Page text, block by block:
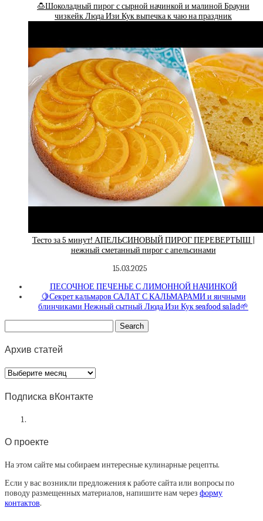
🍮Шоколадный пирог с сырной начинкой и малиной Брауни
чизкейк Люда Изи Кук выпечка к чаю на праздник
Тесто за 5 минут! АПЕЛЬСИНОВЫЙ ПИРОГ ПЕРЕВЕРТЫШ |
нежный сметанный пирог с апельсинами
15.03.2025
ПЕСОЧНОЕ ПЕЧЕНЬЕ С ЛИМОННОЙ НАЧИНКОЙ
🍋Секрет кальмаров САЛАТ С КАЛЬМАРАМИ и яичными
блинчиками Нежный сытный Люда Изи Кук seafood salad🌱
Архив статей
Архив
статей
Подписка вКонтакте
О проекте
На этом сайте мы собираем интересные кулинарные рецепты.
Если у вас возникли предложения к работе сайта или вопросы по
поводу размещенных материалов, напишите нам через форму
контактов.